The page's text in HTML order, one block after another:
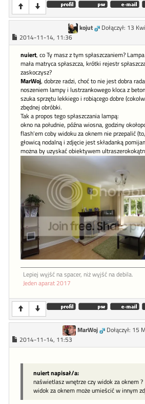
kojut
Dołączył: 13
2014-11-14, 11:36
nuiert, co Ty masz z tym spłaszczaniem?
mała matryca spłaszcza, krótki rejestr
zaskoczysz?
MarWoj, dobrze radzi, choć to nie jest dobra
noszeniem lampy i lustrzankowego kloca z
szuka sprzętu lekkiego i robiącego dobre
zbędnej obróbki.
Tak a propos tego spłaszczania lampą:
okno na południe, późna wiosna, godziny
flash'em coby widoku za oknem nie przepalić
głowicą nodalną i zdjęcie jest składanką
można by uzyskać obiektywem
Lepiej wyjść na spacer, niż wyjść na debila.
Jeden aparat 2017
MarWoj
Dołączył: 15
2014-11-14, 11:53
nuiert napisał/a:
naświetlasz wnętrze czy widok za oknem ?
widok za oknem może umieścić w innym